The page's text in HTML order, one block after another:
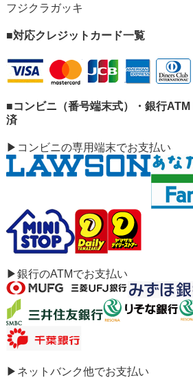
フジクラガッキ
■対応クレジットカード一覧
■コンビニ（番号端末式）・銀行
済
▶コンビニの専用端末でお支払い
▶銀行のATMでお支払い
▶ネットバンク他でお支払い